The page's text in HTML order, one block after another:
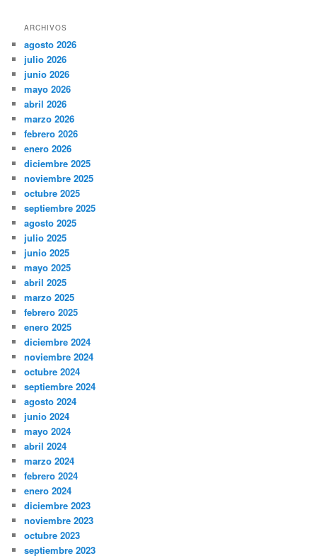
ARCHIVOS
agosto 2026
julio 2026
junio 2026
mayo 2026
abril 2026
marzo 2026
febrero 2026
enero 2026
diciembre 2025
noviembre 2025
octubre 2025
septiembre 2025
agosto 2025
julio 2025
junio 2025
mayo 2025
abril 2025
marzo 2025
febrero 2025
enero 2025
diciembre 2024
noviembre 2024
octubre 2024
septiembre 2024
agosto 2024
junio 2024
mayo 2024
abril 2024
marzo 2024
febrero 2024
enero 2024
diciembre 2023
noviembre 2023
octubre 2023
septiembre 2023